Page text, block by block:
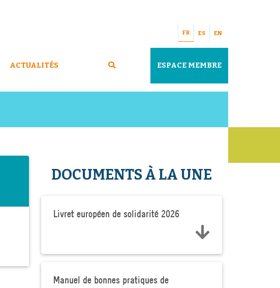
FR ES EN
ACTUALITÉS ESPACE MEMBRE
DOCUMENTS À LA UNE
Livret européen de solidarité 2026
Manuel de bonnes pratiques de